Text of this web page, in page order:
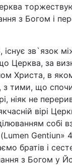
з Богом і
існує зв`язок
Церква, за
Христа, в
тими, що
ніяк не
вірі
собі
братів і
з Богом у